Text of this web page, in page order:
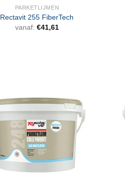
PARKETLIJMEN
Rectavit 255 FiberTech
vanaf: €41,61